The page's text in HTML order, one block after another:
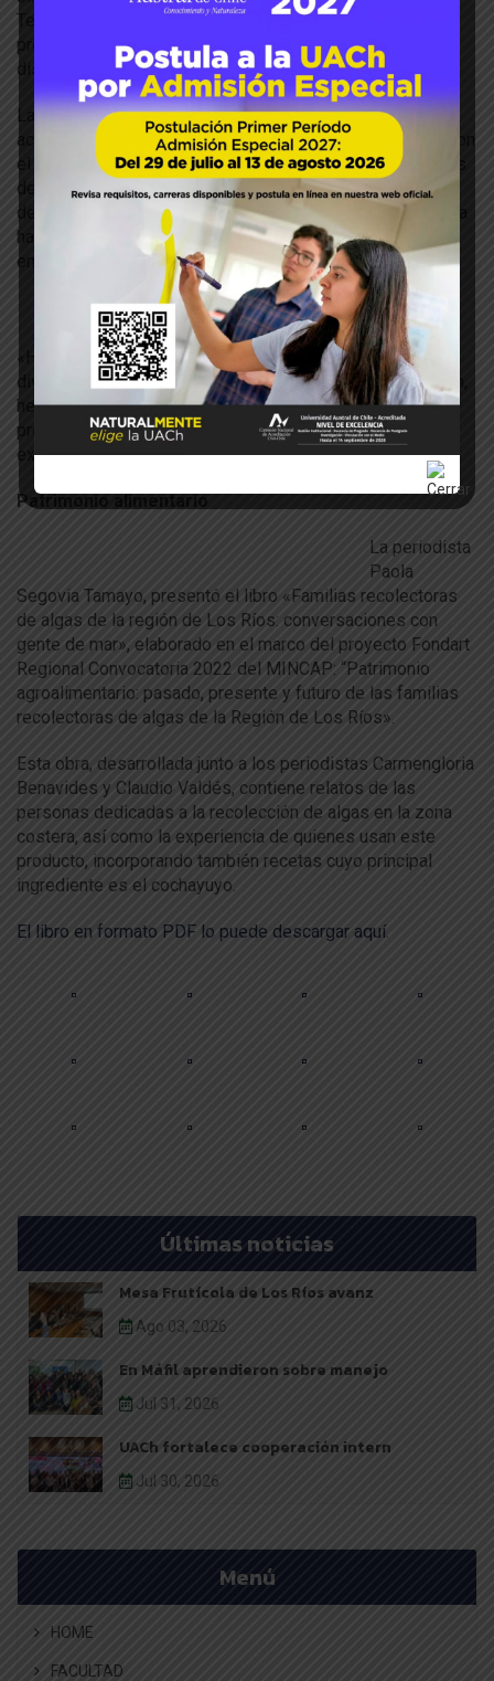
Tecnología de Alimentos y Nutrición (ICTAN-CSIC). Su
presentación abordó los «Polifenoles no extraíbles y
diseño de nuevos alimentos saludables».
La Dra. Pérez Jiménez realizó una intensa agenda de
actividades durante su estadía en la UACh, reuniéndose con
el Prodecano Dr. Aníbal Concha, académicos y estudiantes
de la Facultad. En ese sentido, dictó una charla a alumnos
de pregrado y postgrado, dando a conocer el trabajo que la
ha destacado como una de las investigadoras referentes
en su área a nivel mundial.
«Ha sido una muy buena oportunidad y hemos tenido
diversas reuniones para ver posibilidades de cooperación,
he podido también conocer más los resultados del
proyecto FONDECYT, la recepción ha sido muy buena»,
expresó la investigadora.
Patrimonio alimentario
La periodista
Paola
Segovia Tamayo, presentó el libro «Familias recolectoras
de algas de la región de Los Ríos: conversaciones con
gente de mar», elaborado en el marco del proyecto Fondart
Regional Convocatoria 2022 del MINCAP: “Patrimonio
agroalimentario: pasado, presente y futuro de las familias
recolectoras de algas de la Región de Los Ríos».
Esta obra, desarrollada junto a los periodistas Carmengloria
Benavides y Claudio Valdés, contiene relatos de las
personas dedicadas a la recolección de algas en la zona
costera, así como la experiencia de quienes usan este
producto, incorporando también recetas cuyo principal
ingrediente es el cochayuyo.
El libro en formato PDF lo puede descargar aquí.
Últimas noticias
Mesa Frutícola de Los Ríos avanz
Ago 03, 2026
En Máfil aprendieron sobre manejo
Jul 31, 2026
UACh fortalece cooperación intern
Jul 30, 2026
Menú
HOME
FACULTAD